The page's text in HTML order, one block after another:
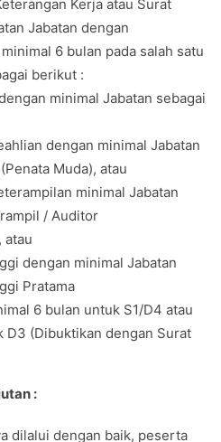
Kerja atau Surat
Jabatan dengan
6 bulan pada salah satu
berikut :
minimal Jabatan sebagai
dengan minimal Jabatan
Muda), atau
minimal Jabatan
/ Auditor
atau
dengan minimal Jabatan
Pratama
6 bulan untuk S1/D4 atau
D3 (Dibuktikan dengan Surat
:
dilalui dengan baik, peserta